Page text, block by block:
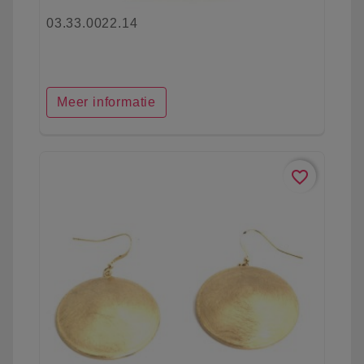
03.33.0022.14
Meer informatie
favorite_border